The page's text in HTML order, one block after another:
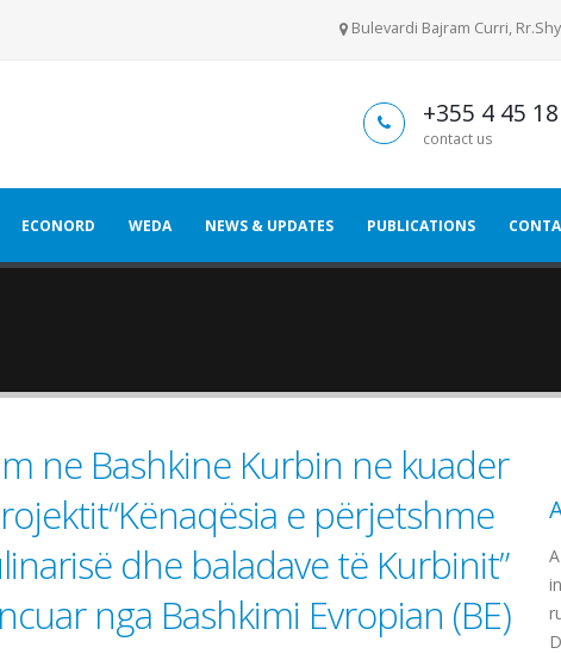
Bulevardi Bajram Curri,
+355 4 45
contact us
ECONORD WEDA NEWS & UPDATES PUBLICATIONS
ne Bashkine Kurbin ne kuader
e pёrjetshme
dhe baladave tё Kurbinit”
nga Bashkimi Evropian (BE)